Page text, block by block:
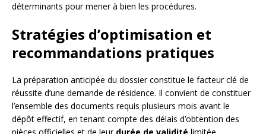
déterminants pour mener à bien les procédures.
Stratégies d’optimisation et
recommandations pratiques
La préparation anticipée du dossier constitue le facteur clé de
réussite d’une demande de résidence. Il convient de constituer
l’ensemble des documents requis plusieurs mois avant le
dépôt effectif, en tenant compte des délais d’obtention des